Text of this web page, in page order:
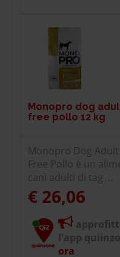
Monopro dog
free pollo 12 kg
Monopro Dog
Free Pollo è un
cani adulti di tag ...
€ 26,06
l'app
ora